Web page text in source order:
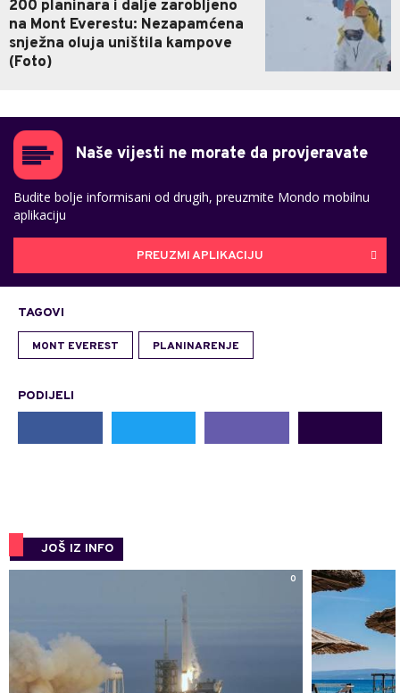
200 planinara i dalje zarobljeno
na Mont Everestu: Nezapamćena
snježna oluja uništila kampove
(Foto)
Naše vijesti ne morate da provjeravate
Budite bolje informisani od drugih, preuzmite Mondo mobilnu
aplikaciju
PREUZMI APLIKACIJU
TAGOVI
MONT EVEREST PLANINARENJE
PODIJELI
JOŠ IZ INFO
0